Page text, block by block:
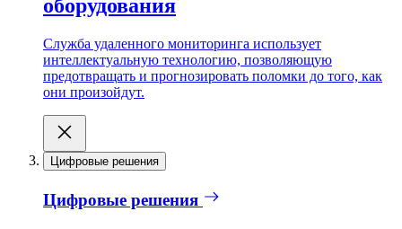
оборудования
Служба удаленного мониторинга использует
интеллектуальную технологию, позволяющую
предотвращать и прогнозировать поломки до того, как
они произойдут.
Цифровые решения
Цифровые решения